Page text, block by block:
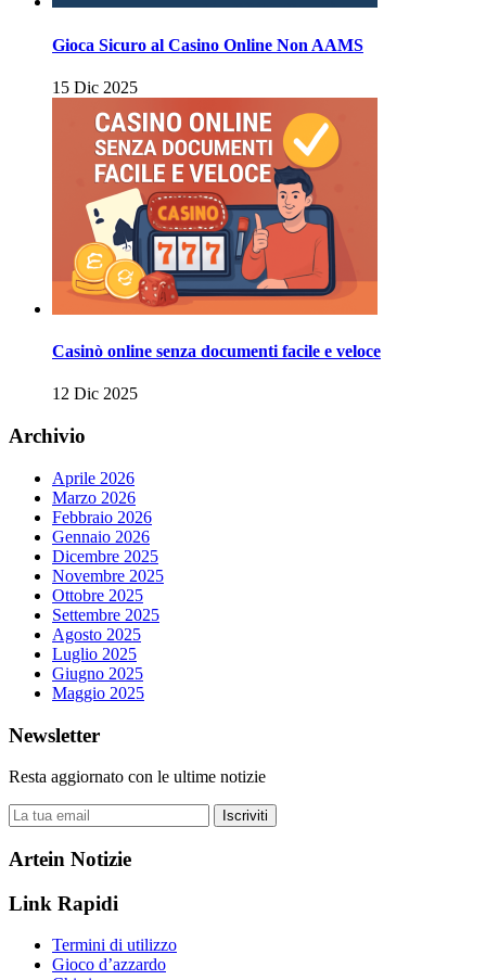
Gioca Sicuro al Casino Online Non AAMS
15 Dic 2025
Casinò online senza documenti facile e veloce
12 Dic 2025
Archivio
Aprile 2026
Marzo 2026
Febbraio 2026
Gennaio 2026
Dicembre 2025
Novembre 2025
Ottobre 2025
Settembre 2025
Agosto 2025
Luglio 2025
Giugno 2025
Maggio 2025
Newsletter
Resta aggiornato con le ultime notizie
Iscriviti
Artein Notizie
Link Rapidi
Termini di utilizzo
Gioco d’azzardo